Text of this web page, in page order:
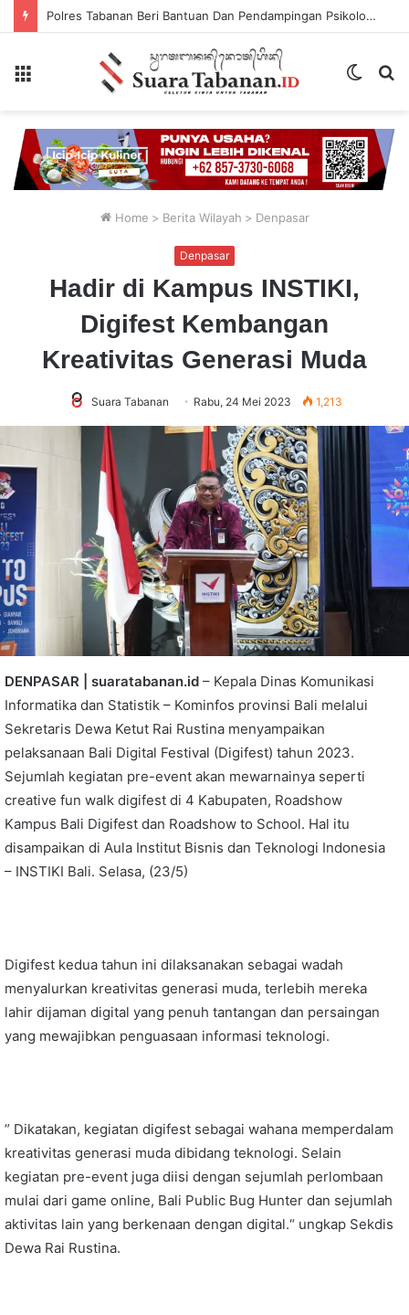
Polres Tabanan Beri Bantuan Dan Pendampingan Psikologis
Switch
Home > Berita Wilayah > Denpasar
Denpasar
Hadir di Kampus INSTIKI,
Digifest Kembangan
Kreativitas Generasi Muda
Suara Tabanan Rabu, 24 Mei 2023 1,213
DENPASAR | suaratabanan.id – Kepala Dinas Komunikasi
Informatika dan Statistik – Kominfos provinsi Bali melalui
Sekretaris Dewa Ketut Rai Rustina menyampaikan
pelaksanaan Bali Digital Festival (Digifest) tahun 2023.
Sejumlah kegiatan pre-event akan mewarnainya seperti
creative fun walk digifest di 4 Kabupaten, Roadshow
Kampus Bali Digifest dan Roadshow to School. Hal itu
disampaikan di Aula Institut Bisnis dan Teknologi Indonesia
– INSTIKI Bali. Selasa, (23/5)
Digifest kedua tahun ini dilaksanakan sebagai wadah
menyalurkan kreativitas generasi muda, terlebih mereka
lahir dijaman digital yang penuh tantangan dan persaingan
yang mewajibkan penguasaan informasi teknologi.
” Dikatakan, kegiatan digifest sebagai wahana memperdalam
kreativitas generasi muda dibidang teknologi. Selain
kegiatan pre-event juga diisi dengan sejumlah perlombaan
mulai dari game online, Bali Public Bug Hunter dan sejumlah
aktivitas lain yang berkenaan dengan digital.“ ungkap Sekdis
Dewa Rai Rustina.